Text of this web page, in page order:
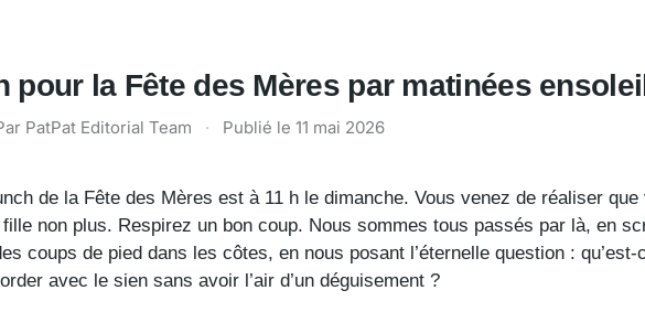
pour la Fête des Mères par matinées
PatPat Editorial Team · Publié le 11 mai 2026
de la Fête des Mères est à 11 h le dimanche. Vous venez de réaliser que
non plus. Respirez un bon coup. Nous sommes tous passés par là, en
coups de pied dans les côtes, en nous posant l’éternelle question : qu’est-
avec le sien sans avoir l’air d’un déguisement ?